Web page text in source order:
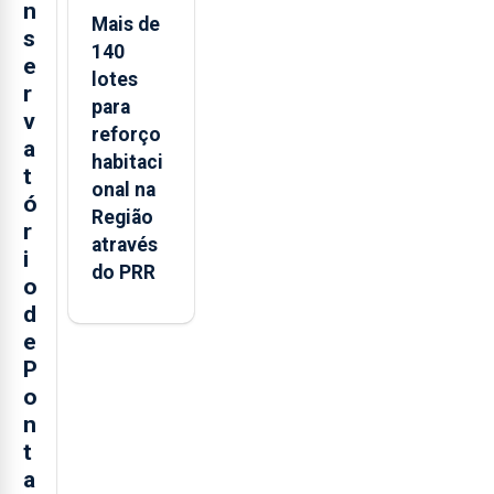
n
s
e
r
v
a
t
ó
r
i
o
d
e
P
o
n
t
a
Mais de
140
lotes
para
reforço
habitaci
onal na
Região
através
do PRR